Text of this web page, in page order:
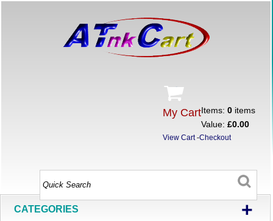
My CartItems:0 items
Value:£0.00
View Cart-Checkout
CATEGORIES +